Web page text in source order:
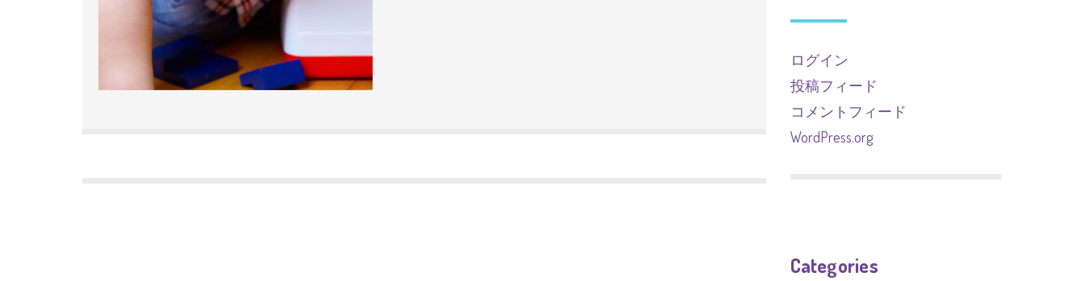
ログイン
投稿フィード
コメントフィード
WordPress.org
Categories